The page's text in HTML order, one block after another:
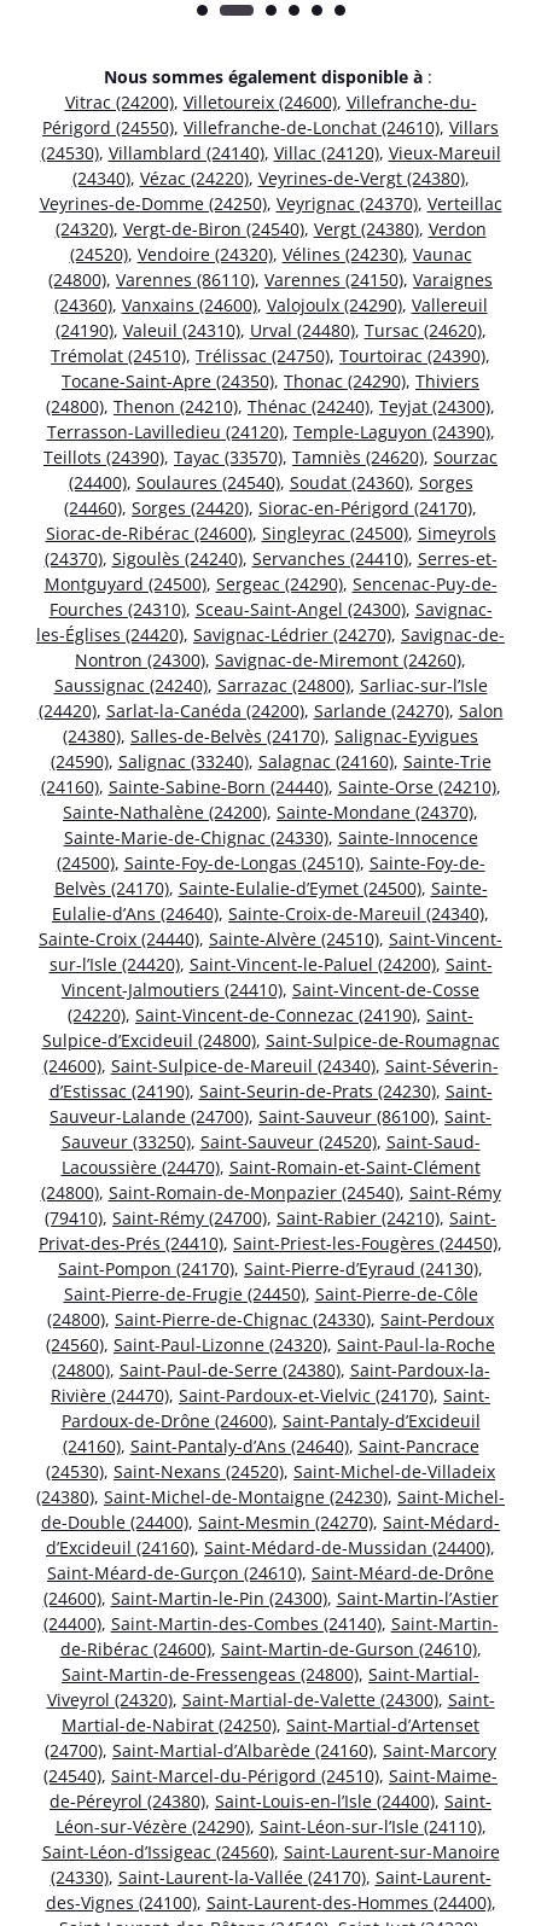
Nous sommes également disponible à :
Vitrac (24200), Villetoureix (24600), Villefranche-du-
Périgord (24550), Villefranche-de-Lonchat (24610), Villars
(24530), Villamblard (24140), Villac (24120), Vieux-Mareuil
(24340), Vézac (24220), Veyrines-de-Vergt (24380),
Veyrines-de-Domme (24250), Veyrignac (24370), Verteillac
(24320), Vergt-de-Biron (24540), Vergt (24380), Verdon
(24520), Vendoire (24320), Vélines (24230), Vaunac
(24800), Varennes (86110), Varennes (24150), Varaignes
(24360), Vanxains (24600), Valojoulx (24290), Vallereuil
(24190), Valeuil (24310), Urval (24480), Tursac (24620),
Trémolat (24510), Trélissac (24750), Tourtoirac (24390),
Tocane-Saint-Apre (24350), Thonac (24290), Thiviers
(24800), Thenon (24210), Thénac (24240), Teyjat (24300),
Terrasson-Lavilledieu (24120), Temple-Laguyon (24390),
Teillots (24390), Tayac (33570), Tamniès (24620), Sourzac
(24400), Soulaures (24540), Soudat (24360), Sorges
(24460), Sorges (24420), Siorac-en-Périgord (24170),
Siorac-de-Ribérac (24600), Singleyrac (24500), Simeyrols
(24370), Sigoulès (24240), Servanches (24410), Serres-et-
Montguyard (24500), Sergeac (24290), Sencenac-Puy-de-
Fourches (24310), Sceau-Saint-Angel (24300), Savignac-
les-Églises (24420), Savignac-Lédrier (24270), Savignac-de-
Nontron (24300), Savignac-de-Miremont (24260),
Saussignac (24240), Sarrazac (24800), Sarliac-sur-l’Isle
(24420), Sarlat-la-Canéda (24200), Sarlande (24270), Salon
(24380), Salles-de-Belvès (24170), Salignac-Eyvigues
(24590), Salignac (33240), Salagnac (24160), Sainte-Trie
(24160), Sainte-Sabine-Born (24440), Sainte-Orse (24210),
Sainte-Nathalène (24200), Sainte-Mondane (24370),
Sainte-Marie-de-Chignac (24330), Sainte-Innocence
(24500), Sainte-Foy-de-Longas (24510), Sainte-Foy-de-
Belvès (24170), Sainte-Eulalie-d’Eymet (24500), Sainte-
Eulalie-d’Ans (24640), Sainte-Croix-de-Mareuil (24340),
Sainte-Croix (24440), Sainte-Alvère (24510), Saint-Vincent-
sur-l’Isle (24420), Saint-Vincent-le-Paluel (24200), Saint-
Vincent-Jalmoutiers (24410), Saint-Vincent-de-Cosse
(24220), Saint-Vincent-de-Connezac (24190), Saint-
Sulpice-d’Excideuil (24800), Saint-Sulpice-de-Roumagnac
(24600), Saint-Sulpice-de-Mareuil (24340), Saint-Séverin-
d’Estissac (24190), Saint-Seurin-de-Prats (24230), Saint-
Sauveur-Lalande (24700), Saint-Sauveur (86100), Saint-
Sauveur (33250), Saint-Sauveur (24520), Saint-Saud-
Lacoussière (24470), Saint-Romain-et-Saint-Clément
(24800), Saint-Romain-de-Monpazier (24540), Saint-Rémy
(79410), Saint-Rémy (24700), Saint-Rabier (24210), Saint-
Privat-des-Prés (24410), Saint-Priest-les-Fougères (24450),
Saint-Pompon (24170), Saint-Pierre-d’Eyraud (24130),
Saint-Pierre-de-Frugie (24450), Saint-Pierre-de-Côle
(24800), Saint-Pierre-de-Chignac (24330), Saint-Perdoux
(24560), Saint-Paul-Lizonne (24320), Saint-Paul-la-Roche
(24800), Saint-Paul-de-Serre (24380), Saint-Pardoux-la-
Rivière (24470), Saint-Pardoux-et-Vielvic (24170), Saint-
Pardoux-de-Drône (24600), Saint-Pantaly-d’Excideuil
(24160), Saint-Pantaly-d’Ans (24640), Saint-Pancrace
(24530), Saint-Nexans (24520), Saint-Michel-de-Villadeix
(24380), Saint-Michel-de-Montaigne (24230), Saint-Michel-
de-Double (24400), Saint-Mesmin (24270), Saint-Médard-
d’Excideuil (24160), Saint-Médard-de-Mussidan (24400),
Saint-Méard-de-Gurçon (24610), Saint-Méard-de-Drône
(24600), Saint-Martin-le-Pin (24300), Saint-Martin-l’Astier
(24400), Saint-Martin-des-Combes (24140), Saint-Martin-
de-Ribérac (24600), Saint-Martin-de-Gurson (24610),
Saint-Martin-de-Fressengeas (24800), Saint-Martial-
Viveyrol (24320), Saint-Martial-de-Valette (24300), Saint-
Martial-de-Nabirat (24250), Saint-Martial-d’Artenset
(24700), Saint-Martial-d’Albarède (24160), Saint-Marcory
(24540), Saint-Marcel-du-Périgord (24510), Saint-Maime-
de-Péreyrol (24380), Saint-Louis-en-l’Isle (24400), Saint-
Léon-sur-Vézère (24290), Saint-Léon-sur-l’Isle (24110),
Saint-Léon-d’Issigeac (24560), Saint-Laurent-sur-Manoire
(24330), Saint-Laurent-la-Vallée (24170), Saint-Laurent-
des-Vignes (24100), Saint-Laurent-des-Hommes (24400),